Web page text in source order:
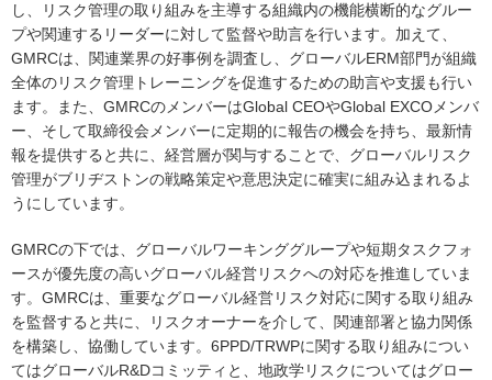
し、リスク管理の取り組みを主導する組織内の機能横断的なグルー
プや関連するリーダーに対して監督や助言を行います。加えて、
GMRCは、関連業界の好事例を調査し、グローバルERM部門が組織
全体のリスク管理トレーニングを促進するための助言や支援も行い
ます。また、GMRCのメンバーはGlobal CEOやGlobal EXCOメンバ
ー、そして取締役会メンバーに定期的に報告の機会を持ち、最新情
報を提供すると共に、経営層が関与することで、グローバルリスク
管理がブリヂストンの戦略策定や意思決定に確実に組み込まれるよ
うにしています。
GMRCの下では、グローバルワーキンググループや短期タスクフォ
ースが優先度の高いグローバル経営リスクへの対応を推進していま
す。GMRCは、重要なグローバル経営リスク対応に関する取り組み
を監督すると共に、リスクオーナーを介して、関連部署と協力関係
を構築し、協働しています。6PPD/TRWPに関する取り組みについ
てはグローバルR&Dコミッティと、地政学リスクについてはグロー